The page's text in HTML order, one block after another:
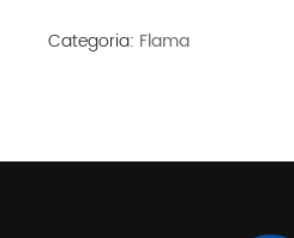
Gas
Categoria: Flama